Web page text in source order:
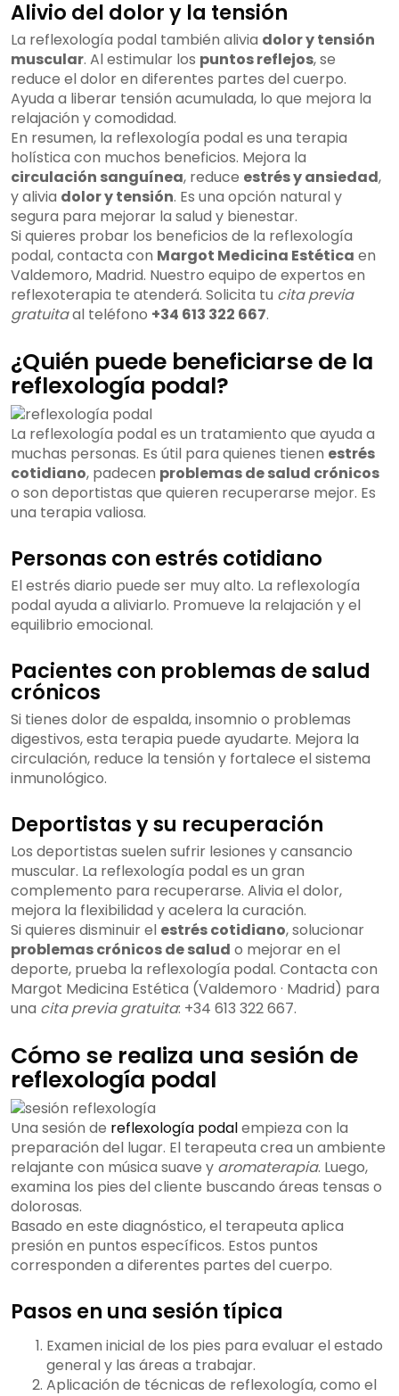
Alivio del dolor y la tensión
La reflexología podal también alivia dolor y tensión
muscular. Al estimular los puntos reflejos, se
reduce el dolor en diferentes partes del cuerpo.
Ayuda a liberar tensión acumulada, lo que mejora la
relajación y comodidad.
En resumen, la reflexología podal es una terapia
holística con muchos beneficios. Mejora la
circulación sanguínea, reduce estrés y ansiedad,
y alivia dolor y tensión. Es una opción natural y
segura para mejorar la salud y bienestar.
Si quieres probar los beneficios de la reflexología
podal, contacta con Margot Medicina Estética en
Valdemoro, Madrid. Nuestro equipo de expertos en
reflexoterapia te atenderá. Solicita tu cita previa
gratuitaal teléfono +34 613 322 667.
¿Quién puede beneficiarse de la
reflexología podal?
La reflexología podal es un tratamiento que ayuda a
muchas personas. Es útil para quienes tienen estrés
cotidiano, padecen problemas de salud crónicos
o son deportistas que quieren recuperarse mejor. Es
una terapia valiosa.
Personas con estrés cotidiano
El estrés diario puede ser muy alto. La reflexología
podal ayuda a aliviarlo. Promueve la relajación y el
equilibrio emocional.
Pacientes con problemas de salud
crónicos
Si tienes dolor de espalda, insomnio o problemas
digestivos, esta terapia puede ayudarte. Mejora la
circulación, reduce la tensión y fortalece el sistema
inmunológico.
Deportistas y su recuperación
Los deportistas suelen sufrir lesiones y cansancio
muscular. La reflexología podal es un gran
complemento para recuperarse. Alivia el dolor,
mejora la flexibilidad y acelera la curación.
Si quieres disminuir el estrés cotidiano, solucionar
problemas crónicos de salud o mejorar en el
deporte, prueba la reflexología podal. Contacta con
Margot Medicina Estética (Valdemoro · Madrid) para
una cita previa gratuita: +34 613 322 667.
Cómo se realiza una sesión de
reflexología podal
Una sesión de reflexología podalempieza con la
preparación del lugar. El terapeuta crea un ambiente
relajante con música suave y aromaterapia. Luego,
examina los pies del cliente buscando áreas tensas o
dolorosas.
Basado en este diagnóstico, el terapeuta aplica
presión en puntos específicos. Estos puntos
corresponden a diferentes partes del cuerpo.
Pasos en una sesión típica
Examen inicial de los pies para evaluar el estado
general y las áreas a trabajar.
Aplicación de técnicas de reflexología, como el